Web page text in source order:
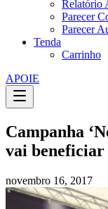
Relatório
Parecer
Parecer
Tenda
Carrinho
APOIE
Campanha
vai beneficiar
novembro 16, 2017